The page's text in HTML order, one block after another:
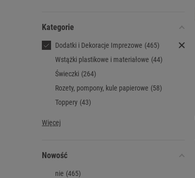
Kategorie
Dodatki i Dekoracje Imprezowe (465)
Wstążki plastikowe i materiałowe (44)
Świeczki (264)
Rozety, pompony, kule papierowe (58)
Toppery (43)
Więcej
Nowość
nie (465)